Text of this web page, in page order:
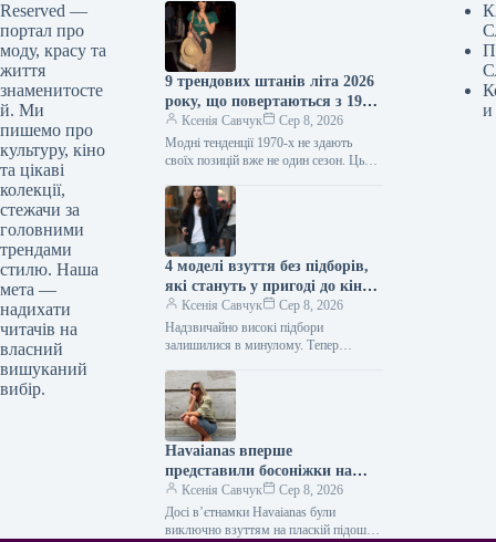
Reserved —
портал про
моду, красу та
життя
знаменитосте
й. Ми
пишемо про
культуру, кіно
та цікаві
колекції,
стежачи за
головними
трендами
стилю. Наша
мета —
надихати
читачів на
власний
вишуканий
вибір.
9 трендових штанів літа 2026
року, що повертаються з 1970-
х
Ксенія Савчук
Сер 8, 2026
Модні тенденції 1970-х не здають
своїх позицій вже не один сезон. Цього
фасони, характерні…
4 моделі взуття без підборів,
які стануть у пригоді до кінця
літаКсенія Савчук
Сер 8, 2026
Надзвичайно високі підбори
залишилися в минулому. Тепер
взуття без підборів: від балеток до
мюлів. Найстильніші жінки…
Havaianas вперше
представили босоніжки на
підборах — і це
найнеочікуваніше взуття 2027
року
Ксенія Савчук
Сер 8, 2026
Досі вʼєтнамки Havaianas були
виключно взуттям на пласкій підошві.
и